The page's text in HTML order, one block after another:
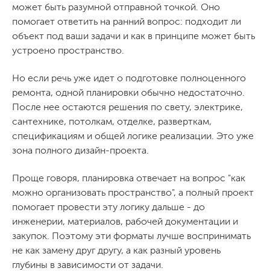
может быть разумной отправной точкой. Оно
помогает ответить на ранний вопрос: подходит ли
объект под ваши задачи и как в принципе может быть
устроено пространство.
Но если речь уже идет о подготовке полноценного
ремонта, одной планировки обычно недостаточно.
После нее остаются решения по свету, электрике,
сантехнике, потолкам, отделке, разверткам,
спецификациям и общей логике реализации. Это уже
зона полного дизайн-проекта.
Проще говоря, планировка отвечает на вопрос "как
можно организовать пространство", а полный проект
помогает провести эту логику дальше - до
инженерии, материалов, рабочей документации и
закупок. Поэтому эти форматы лучше воспринимать
не как замену друг другу, а как разный уровень
глубины в зависимости от задачи.